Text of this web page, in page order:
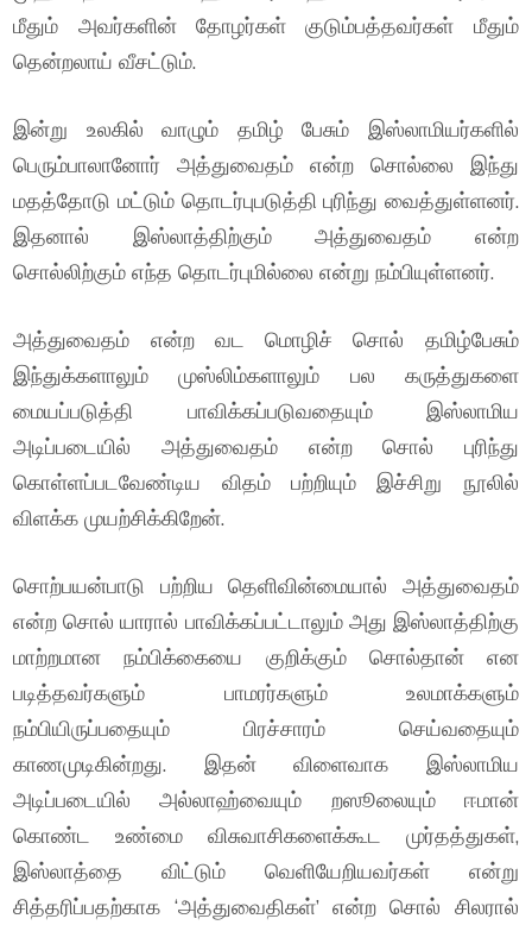
மீதும் அவர்களின் தோழர்கள் குடும்பத்தவர்கள் மீதும்
தென்றலாய் வீசட்டும்.
இன்று உலகில் வாழும் தமிழ் பேசும் இஸ்லாமியர்களில்
பெரும்பாலானோர் அத்துவைதம் என்ற சொல்லை இந்து
மதத்தோடு மட்டும் தொடர்புபடுத்தி புரிந்து வைத்துள்ளனர்.
இதனால் இஸ்லாத்திற்கும் அத்துவைதம் என்ற
சொல்லிற்கும் எந்த தொடர்புமில்லை என்று நம்பியுள்ளனர்.
அத்துவைதம் என்ற வட மொழிச் சொல் தமிழ்பேசும்
இந்துக்களாலும் முஸ்லிம்களாலும் பல கருத்துகளை
மையப்படுத்தி பாவிக்கப்படுவதையும் இஸ்லாமிய
அடிப்படையில் அத்துவைதம் என்ற சொல் புரிந்து
கொள்ளப்படவேண்டிய விதம் பற்றியும் இச்சிறு நூலில்
விளக்க முயற்சிக்கிறேன்.
சொற்பயன்பாடு பற்றிய தெளிவின்மையால் அத்துவைதம்
என்ற சொல் யாரால் பாவிக்கப்பட்டாலும் அது இஸ்லாத்திற்கு
மாற்றமான நம்பிக்கையை குறிக்கும் சொல்தான் என
படித்தவர்களும் பாமரர்களும் உலமாக்களும்
நம்பியிருப்பதையும் பிரச்சாரம் செய்வதையும்
காணமுடிகின்றது. இதன் விளைவாக இஸ்லாமிய
அடிப்படையில் அல்லாஹ்வையும் றஸூலையும் ஈமான்
கொண்ட உண்மை விசுவாசிகளைக்கூட முர்தத்துகள்,
இஸ்லாத்தை விட்டும் வெளியேறியவர்கள் என்று
சித்தரிப்பதற்காக ‘அத்துவைதிகள்’ என்ற சொல் சிலரால்